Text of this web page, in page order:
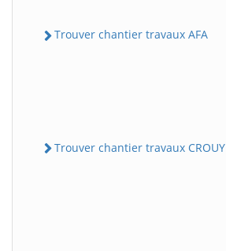
Trouver chantier travaux AFA
Trouver chantier travaux CROUY